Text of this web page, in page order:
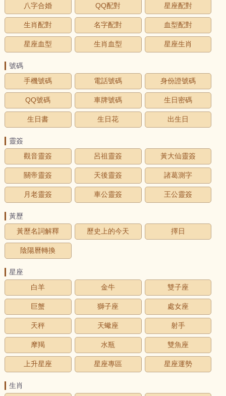
八字合婚
QQ配對 星座配對
生肖配對 名字配對 血型配對
星座血型 生肖血型 星座生肖
號碼
手機號碼
電話號碼 身份證號碼
QQ號碼 車牌號碼 生日密碼
生日書 生日花 出生日
靈簽
觀音靈簽
呂祖靈簽 黃大仙靈簽
關帝靈簽 天後靈簽 諸葛測字
月老靈簽 車公靈簽 王公靈簽
黃歷
黃歷名詞解釋
歷史上的今天 擇日
陰陽曆轉換
星座
白羊
金牛 雙子座
巨蟹 獅子座 處女座
天秤 天蠍座 射手
摩羯 水瓶 雙魚座
上升星座 星座專區 星座運勢
生肖